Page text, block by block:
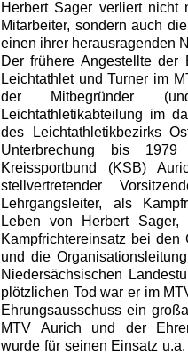
Herbert Sager verliert nicht
Mitarbeiter, sondern auch
einen ihrer herausragenden
Der frühere Angestellte
Leichtathlet und Turner im
der Mitbegründer
Leichtathletikabteilung im
des Leichtathletikbezirks
Unterbrechung bis
Kreissportbund (KSB)
stellvertretender
Lehrgangsleiter, als
Leben von Herbert
Kampfrichtereinsatz bei
und die
Niedersächsischen
plötzlichen Tod war er im
Ehrungsausschuss ein
MTV Aurich und der
wurde für seinen Einsatz